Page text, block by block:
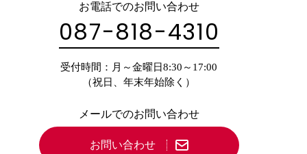
お電話でのお問い合わせ
087-818-4310
受付時間：月～金曜日8:30～17:00
（祝日、年末年始除く）
メールでのお問い合わせ
お問い合わせ